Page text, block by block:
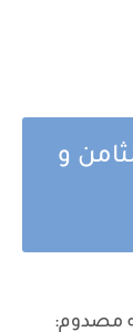
و
مصدوم: